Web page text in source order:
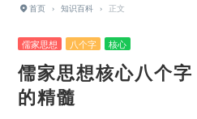
首页 › 知识百科 › 正文
儒家思想 八个字 核心
儒家思想核心八个
的精髓